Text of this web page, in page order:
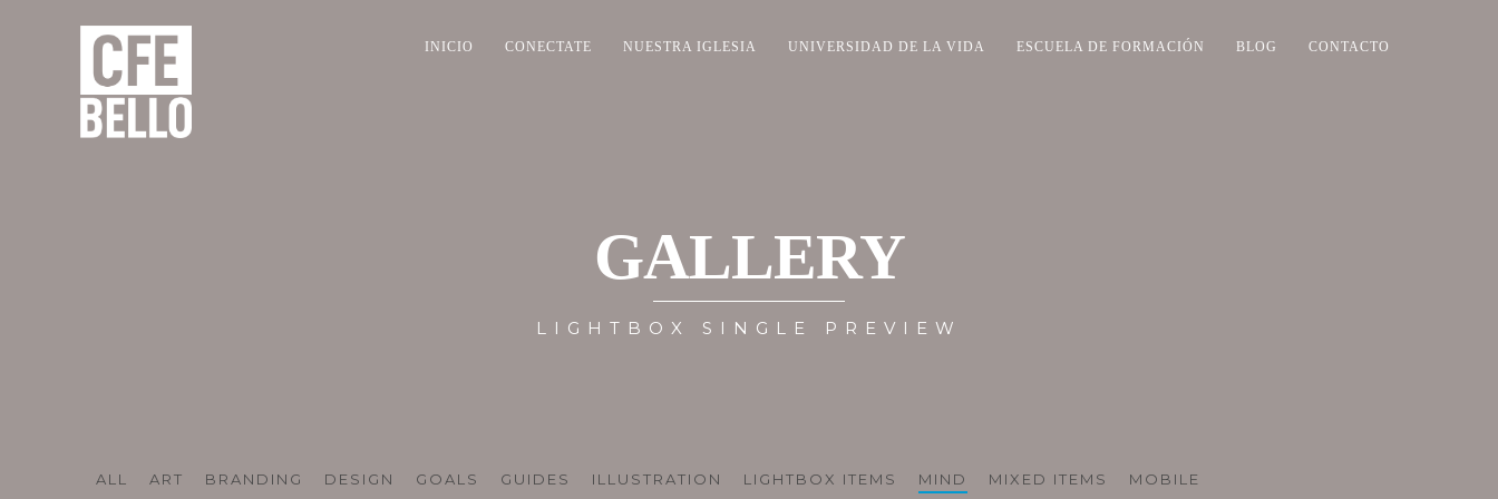
INICIO CONECTATE NUESTRA IGLESIA UNIVERSIDAD DE LA VIDA ESCUELA DE FORMACIÓN BLOG CONTACTO
GALLERY
LIGHTBOX SINGLE PREVIEW
ALL ART BRANDING DESIGN GOALS GUIDES ILLUSTRATION LIGHTBOX ITEMS MIND MIXED ITEMS
MOBILE